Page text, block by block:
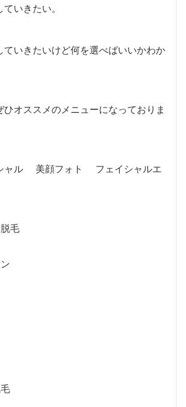
いきたい。
ていきたいけど何を選べばいいかわか
ひオススメのメニューになっておりま
ャル 美顔フォト フェイシャルエ
毛